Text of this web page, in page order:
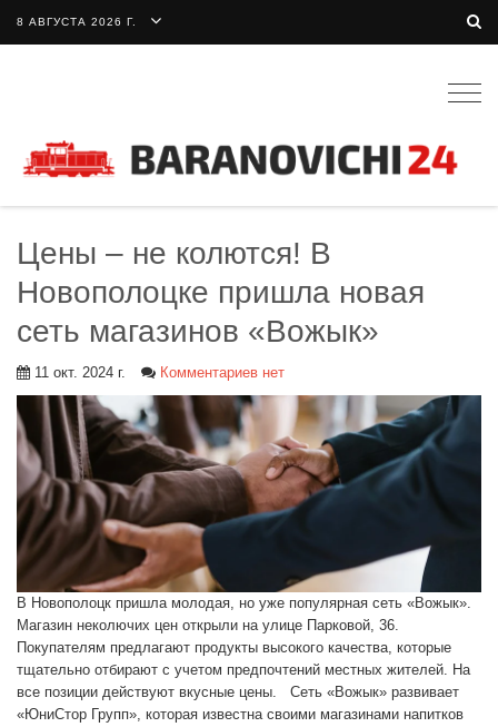
8 АВГУСТА 2026 Г.
Цены – не колются! В
Новополоцке пришла новая
сеть магазинов «Вожык»
11 окт. 2024 г. Комментариев нет
В Новополоцк пришла молодая, но уже популярная сеть «Вожык».
Магазин неколючих цен открыли на улице Парковой, 36.
Покупателям предлагают продукты высокого качества, которые
тщательно отбирают с учетом предпочтений местных жителей. На
все позиции действуют вкусные цены. Сеть «Вожык» развивает
«ЮниСтор Групп», которая известна своими магазинами напитков